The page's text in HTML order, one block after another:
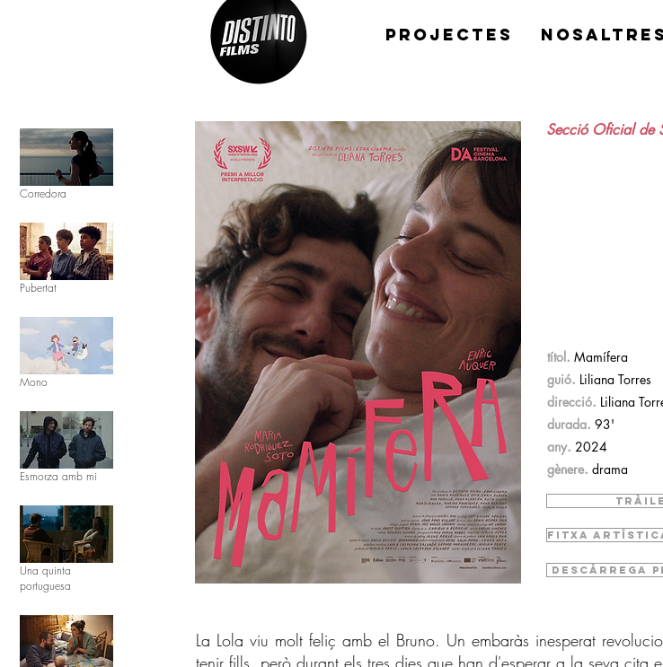
projectes nosaltres
Corredora
Pubertat
Mono
Esmorza amb mi
Una quinta
portuguesa
Secció Oficial de
títol. Mamífera
guió. Liliana Torres
direcció. Liliana
durada. 93'
any. 2024
gènere. drama
FITXA
DESCÀRREGA
La Lola viu molt feliç amb el Bruno. Un embaràs inesperat
tenir fills, però durant els tres dies que han d'esperar a la seva cita